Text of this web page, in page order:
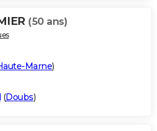
(50 ans)
Marne)
(Doubs)